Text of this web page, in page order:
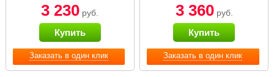
Заказать в один клик
3 230 руб.
Купить
Заказать в один клик
3 360руб.
Купить